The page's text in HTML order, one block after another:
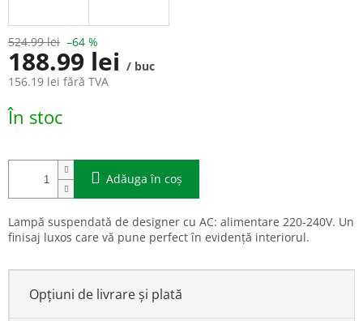
524.99 lei –64 %
188.99 lei / buc
156.19 lei fără TVA
Evaluare
preţ:
În stoc
Adăuga în coş
Lampă suspendată de designer cu AC: alimentare 220-240V. Un
finisaj luxos care vă pune perfect în evidență interiorul.
Opțiuni de livrare și plată